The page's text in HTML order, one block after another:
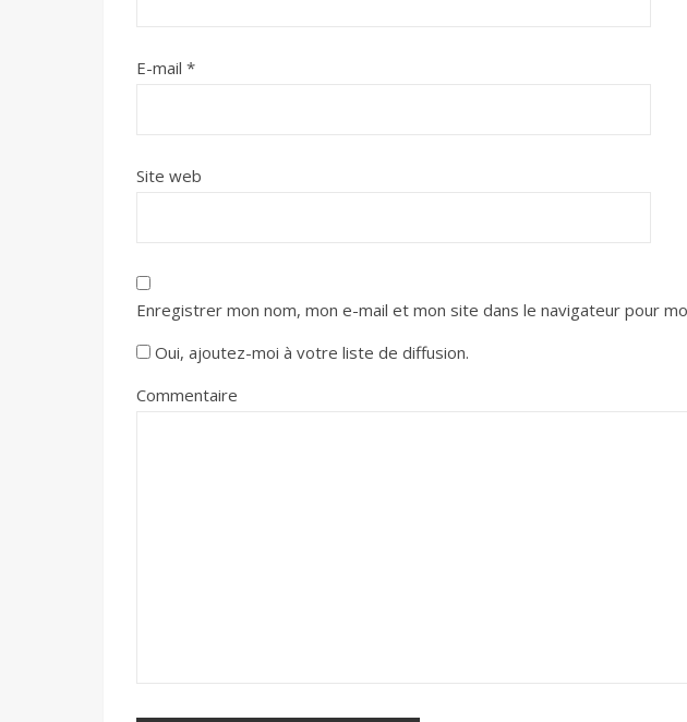
E-mail *
Site web
Enregistrer mon nom, mon e-mail et mon site dans le navigateur pour
Oui, ajoutez-moi à votre liste de diffusion.
Commentaire